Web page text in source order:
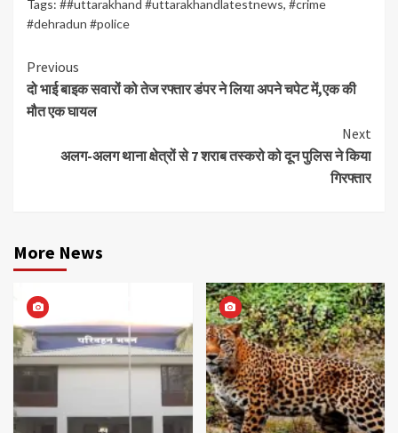
Tags: ##uttarakhand #uttarakhandlatestnews, #crime
#dehradun #police
Continue
Reading
Previous
दो भाई बाइक सवारों को तेज रफ्तार डंपर ने लिया अपने चपेट में,एक की
मौत एक घायल
Next
अलग-अलग थाना क्षेत्रों से 7 शराब तस्करो को दून पुलिस ने किया
गिरफ्तार
More News